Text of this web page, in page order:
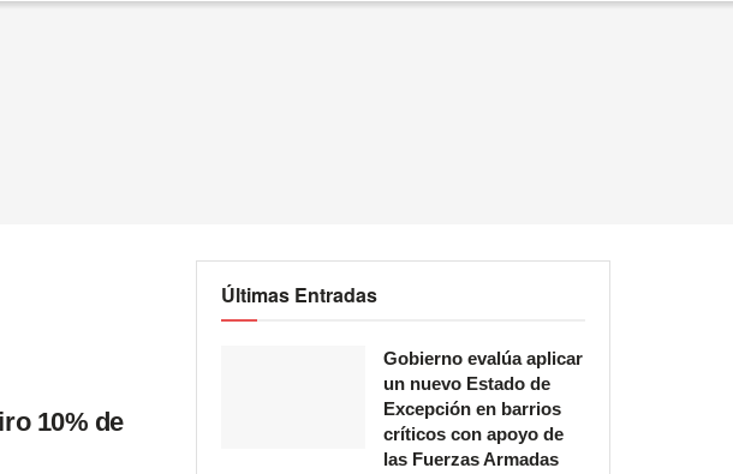
10% de
Últimas Entradas
Gobierno evalúa aplicar
un nuevo Estado de
Excepción en barrios
críticos con apoyo de
las Fuerzas Armadas